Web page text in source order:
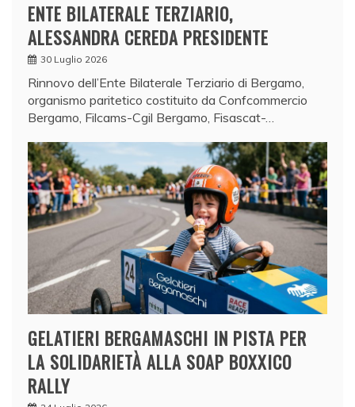
ENTE BILATERALE TERZIARIO,
ALESSANDRA CEREDA PRESIDENTE
30 Luglio 2026
Rinnovo dell’Ente Bilaterale Terziario di Bergamo,
organismo paritetico costituito da Confcommercio
Bergamo, Filcams-Cgil Bergamo, Fisascat-…
GELATIERI BERGAMASCHI IN PISTA PER
LA SOLIDARIETÀ ALLA SOAP BOXXICO
RALLY